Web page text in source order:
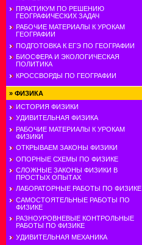
ПРАКТИКУМ ПО РЕШЕНИЮ
ГЕОГРАФИЧЕСКИХ ЗАДАЧ
РАБОЧИЕ МАТЕРИАЛЫ К УРОКАМ
ГЕОГРАФИИ
ПОДГОТОВКА К ЕГЭ ПО ГЕОГРАФИИ
БИОСФЕРА И ЭКОЛОГИЧЕСКАЯ
ПОЛИТИКА
КРОССВОРДЫ ПО ГЕОГРАФИИ
» ФИЗИКА
ИСТОРИЯ ФИЗИКИ
УДИВИТЕЛЬНАЯ ФИЗИКА
РАБОЧИЕ МАТЕРИАЛЫ К УРОКАМ
ФИЗИКИ
ОТКРЫВАЕМ ЗАКОНЫ ФИЗИКИ
ОПОРНЫЕ СХЕМЫ ПО ФИЗИКЕ
СЛОЖНЫЕ ЗАКОНЫ ФИЗИКИ В
ПРОСТЫХ ОПЫТАХ
ЛАБОРАТОРНЫЕ РАБОТЫ ПО ФИЗИКЕ
САМОСТОЯТЕЛЬНЫЕ РАБОТЫ ПО
ФИЗИКЕ
РАЗНОУРОВНЕВЫЕ КОНТРОЛЬНЫЕ
РАБОТЫ ПО ФИЗИКЕ
УДИВИТЕЛЬНАЯ МЕХАНИКА